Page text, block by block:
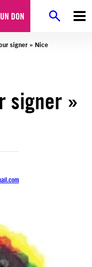
DON
signer » Nice
signer »